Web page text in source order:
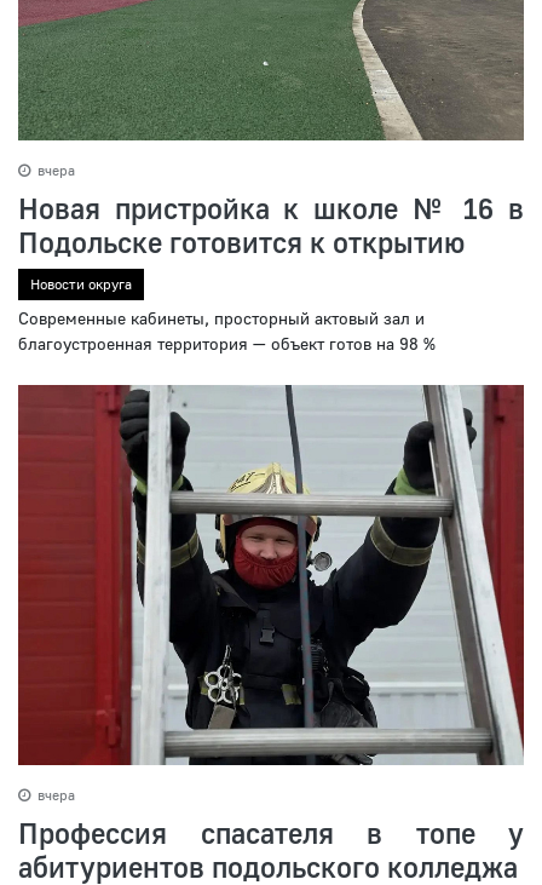
вчера
Новая пристройка к школе № 16 в
Подольске готовится к открытию
Новости округа
Современные кабинеты, просторный актовый зал и
благоустроенная территория — объект готов на 98 %
вчера
Профессия спасателя в топе у
абитуриентов подольского колледжа